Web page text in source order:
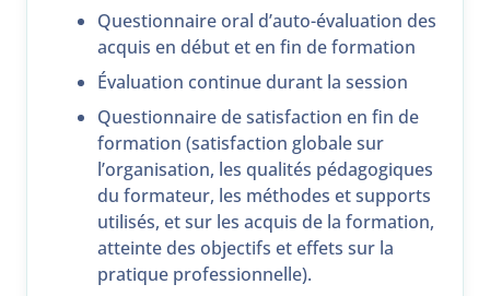
Questionnaire oral d’auto-évaluation des
acquis en début et en fin de formation
Évaluation continue durant la session
Questionnaire de satisfaction en fin de
formation (satisfaction globale sur
l’organisation, les qualités pédagogiques
du formateur, les méthodes et supports
utilisés, et sur les acquis de la formation,
atteinte des objectifs et effets sur la
pratique professionnelle).